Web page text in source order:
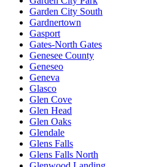
Garden City South
Gardnertown
Gasport
Gates-North Gates
Genesee County
Geneseo
Geneva
Glasco
Glen Cove
Glen Head
Glen Oaks
Glendale
Glens Falls
Glens Falls North